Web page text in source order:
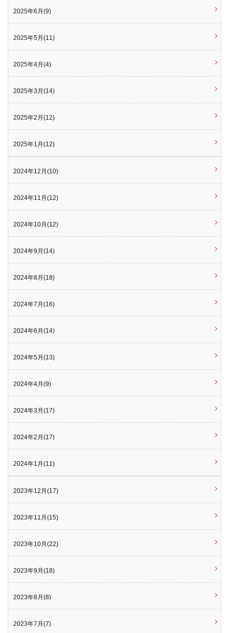
2025年6月(9)
2025年5月(11)
2025年4月(4)
2025年3月(14)
2025年2月(12)
2025年1月(12)
2024年12月(10)
2024年11月(12)
2024年10月(12)
2024年9月(14)
2024年8月(18)
2024年7月(16)
2024年6月(14)
2024年5月(13)
2024年4月(9)
2024年3月(17)
2024年2月(17)
2024年1月(11)
2023年12月(17)
2023年11月(15)
2023年10月(22)
2023年9月(18)
2023年8月(8)
2023年7月(7)